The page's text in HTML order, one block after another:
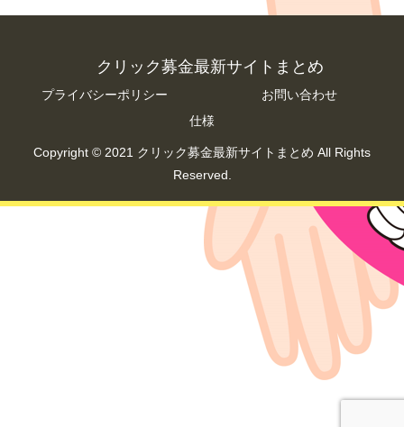
クリック募金最新サイトまとめ
プライバシーポリシー
お問い合わせ
仕様
Copyright © 2021 クリック募金最新サイトまとめ All Rights
Reserved.